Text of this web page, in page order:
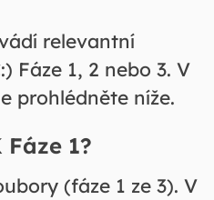
relevantní
Fáze 1, 2 nebo 3. V
prohlédněte níže.
Fáze 1?
(fáze 1 ze 3). V